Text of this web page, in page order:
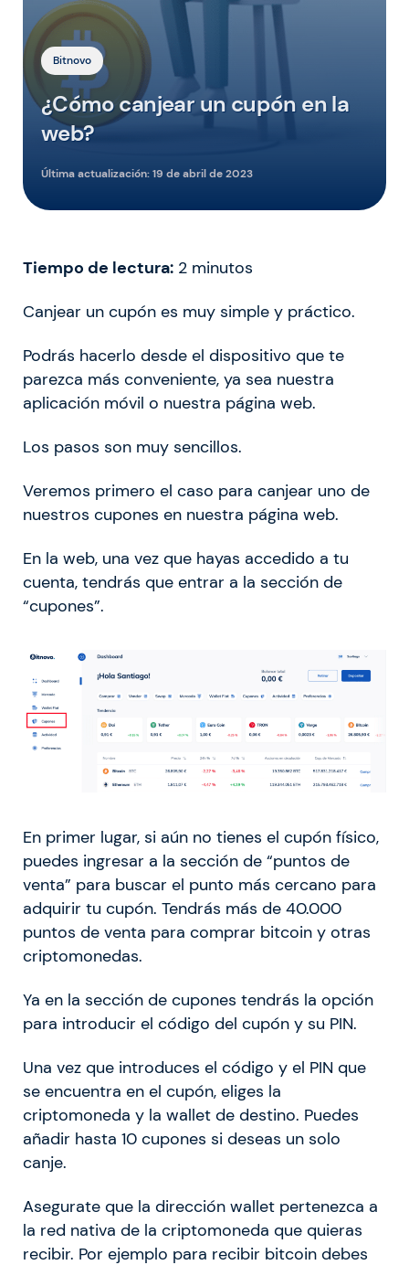
Bitnovo
¿Cómo canjear un cupón en la
web?
Última actualización:19 de abril de 2023
Tiempo de lectura: 2 minutos
Canjear un cupón es muy simple y práctico.
Podrás hacerlo desde el dispositivo que te
parezca más conveniente, ya sea nuestra
aplicación móvil o nuestra página web.
Los pasos son muy sencillos.
Veremos primero el caso para canjear uno de
nuestros cupones en nuestra página web.
En la web, una vez que hayas accedido a tu
cuenta, tendrás que entrar a la sección de
“cupones”.
En primer lugar, si aún no tienes el cupón físico,
puedes ingresar a la sección de “puntos de
venta” para buscar el punto más cercano para
adquirir tu cupón. Tendrás más de 40.000
puntos de venta para comprar bitcoin y otras
criptomonedas.
Ya en la sección de cupones tendrás la opción
para introducir el código del cupón y su PIN.
Una vez que introduces el código y el PIN que
se encuentra en el cupón, eliges la
criptomoneda y la wallet de destino. Puedes
añadir hasta 10 cupones si deseas un solo
canje.
Asegurate que la dirección wallet pertenezca a
la red nativa de la criptomoneda que quieras
recibir. Por ejemplo para recibir bitcoin debes